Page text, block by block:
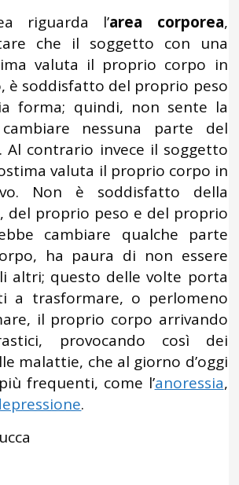
riguarda l’area corporea,
che il soggetto con una
valuta il proprio corpo in
è soddisfatto del proprio peso
forma; quindi, non sente la
nessuna parte del
Al contrario invece il soggetto
valuta il proprio corpo in
Non è soddisfatto della
del proprio peso e del proprio
cambiare qualche parte
ha paura di non essere
altri; questo delle volte porta
a trasformare, o perlomeno
il proprio corpo arrivando
provocando così dei
malattie, che al giorno d’oggi
frequenti, come l’anoressia,
.